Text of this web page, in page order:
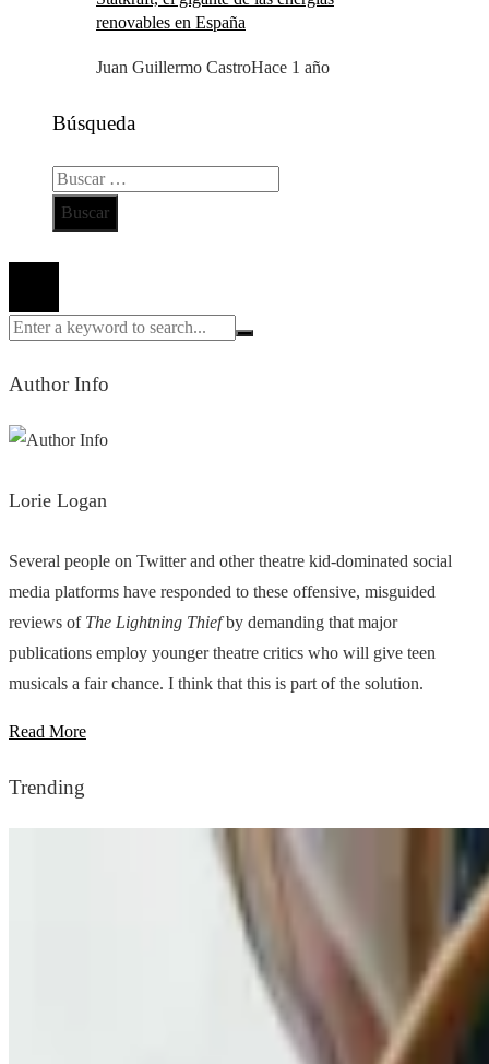
renovables en España
Juan Guillermo CastroHace 1 año
Búsqueda
Buscar:
Author Info
Lorie Logan
Several people on Twitter and other theatre kid-dominated social
media platforms have responded to these offensive, misguided
reviews of The Lightning Thiefby demanding that major
publications employ younger theatre critics who will give teen
musicals a fair chance. I think that this is part of the solution.
Read More
Trending